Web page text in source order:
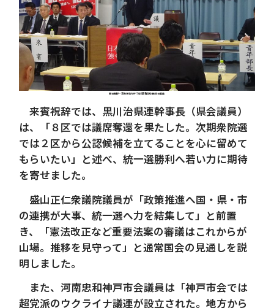
開会挨拶・活動報告を行う岡 毅 青年局長(県会議員)
来賓祝辞では、黒川治県連幹事長（県会議員）
は、「８区では議席奪還を果たした。次期衆院選
では２区から公認候補を立てることを心に留めて
もらいたい」と述べ、統一選勝利へ若い力に期待
を寄せました。
盛山正仁衆議院議員が「政策推進へ国・県・市
の連携が大事、統一選へ力を結集して」と前置
き、「憲法改正など重要法案の審議はこれからが
山場。推移を見守って」と通常国会の見通しを説
明しました。
また、河南忠和神戸市会議員は「神戸市会では
超党派のウクライナ議連が設立された。地方から